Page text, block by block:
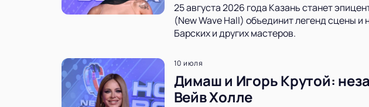
25 августа 2026 года Казань станет
(New Wave Hall) объединит легенд сцены
Барских и других мастеров.
10 июля
Димаш и Игорь Крутой:
Вейв Холле